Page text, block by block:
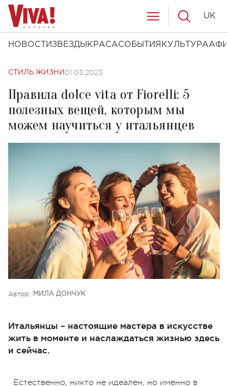
НОВОСТИ ЗВЕЗДЫ КРАСАСОБЫТИЯ КУЛЬТУРА
UK
СТИЛЬ ЖИЗНИ 01.03.2023
Правила dolce vita от Fiorelli: 5
полезных вещей, которым мы
можем научиться у итальянцев
Автор: МИЛА ДОНЧУК
Итальянцы – настоящие мастера в искусстве
жить в моменте и наслаждаться жизнью здесь
и сейчас.
Естественно, никто не идеален, но именно в